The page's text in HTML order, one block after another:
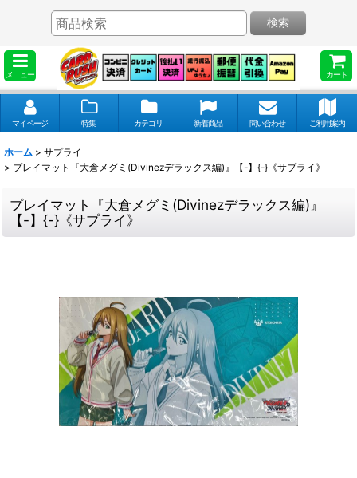
メニュー カート
検索
マイページ 特集 カテゴリ 新着商品 問い合わせ ご利用案内
ホーム > サプライ
> プレイマット『大倉メグミ(Divinezデラックス編)』【-】{-}《サプライ》
プレイマット『大倉メグミ(Divinezデラックス編)』
【-】{-}《サプライ》